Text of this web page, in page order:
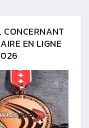
CONCERNANT
EN LIGNE